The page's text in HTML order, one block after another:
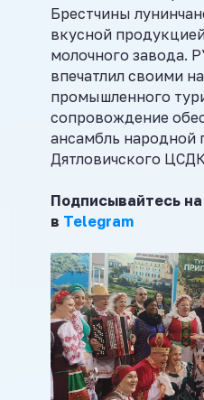
Брестчины
вкусной
молочного завода.
впечатлил своими
промышленного
сопровождение
ансамбль народной
Дятловичского
Подписывайтесь
в Telegram